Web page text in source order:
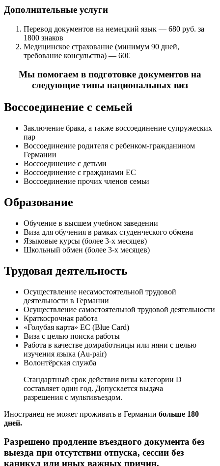
Дополнительные услуги
Перевод документов на немецкий язык — 680 руб. за
1800 знаков
Медицинское страхование (минимум 90 дней,
требование консульства) — 60€
Мы помогаем в подготовке документов на
следующие типы национальных виз
Воссоединение с семьей
Заключение брака, а также воссоединение супружеских
пар
Воссоединение родителя с ребенком-гражданином
Германии
Воссоединение с детьми
Воссоединение с гражданами ЕС
Воссоединение прочих членов семьи
Образование
Обучение в высшем учебном заведении
Виза для обучения в рамках студенческого обмена
Языковые курсы (более 3-х месяцев)
Школьный обмен (более 3-х месяцев)
Трудовая деятельность
Осуществление несамостоятельной трудовой
деятельности в Германии
Осуществление самостоятельной трудовой деятельности
Краткосрочная работа
«Голубая карта» ЕС (Blue Card)
Виза с целью поиска работы
Работа в качестве домработницы или няни с целью
изучения языка (Au-pair)
Волонтёрская служба
Стандартный срок действия визы категории D
составляет один год. Допускается выдача
разрешения с мультивъездом.
Иностранец не может проживать в Германии больше 180
дней.
Разрешено продление въездного документа без
выезда при отсутствии отпуска, сессии без
каникул или иных важных причин.